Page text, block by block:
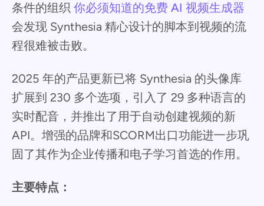
条件的组织 你必须知道的免费 AI 视频生成器
会发现 Synthesia 精心设计的脚本到视频的流
程很难被击败。
2025 年的产品更新已将 Synthesia 的头像库
扩展到 230 多个选项，引入了 29 多种语言的
实时配音，并推出了用于自动创建视频的新
API。增强的品牌和SCORM出口功能进一步巩
固了其作为企业传播和电子学习首选的作用。
主要特点：